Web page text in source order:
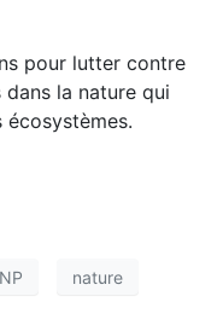
pour lutter contre
la nature qui
écosystèmes.
nature